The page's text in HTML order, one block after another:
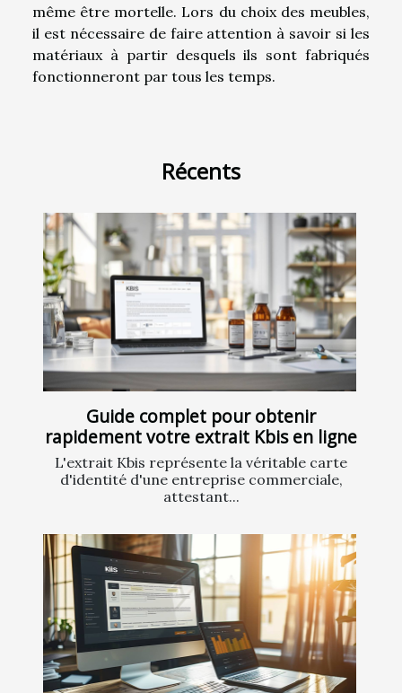
même être mortelle. Lors du choix des meubles,
il est nécessaire de faire attention à savoir si les
matériaux à partir desquels ils sont fabriqués
fonctionneront par tous les temps.
Récents
Guide complet pour obtenir
rapidement votre extrait Kbis en ligne
L'extrait Kbis représente la véritable carte
d'identité d'une entreprise commerciale,
attestant...